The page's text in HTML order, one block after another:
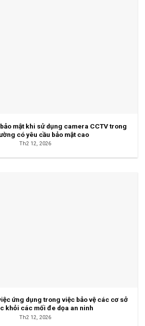
mật khi sử dụng camera CCTV trong
có yêu cầu bảo mật cao
Th2 12, 2026
ứng dụng trong việc bảo vệ các cơ sở
khỏi các mối đe dọa an ninh
Th2 12, 2026